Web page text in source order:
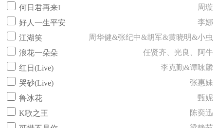
何日君再来I
周璇
好人一生平安
李娜
江湖笑
周华健&张纪中&胡军&黄晓明&小虫
浪花一朵朵
任贤齐、光良、阿牛
红日(Live)
李克勤&谭咏麟
哭砂(Live)
张惠妹
鲁冰花
甄妮
K歌之王
陈奕迅